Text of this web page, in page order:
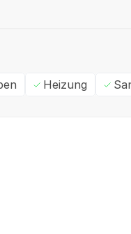
Heizung